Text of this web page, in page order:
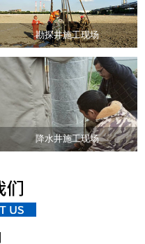
勘探井施工现场
降水井施工现场